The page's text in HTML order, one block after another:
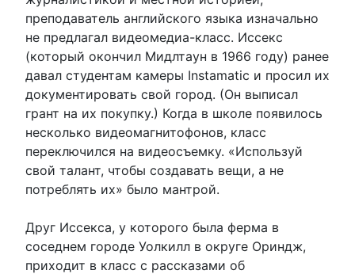
преподаватель английского языка изначально
не предлагал видеомедиа-класс. Иссекс
(который окончил Мидлтаун в 1966 году) ранее
давал студентам камеры Instamatic и просил их
документировать свой город. (Он выписал
грант на их покупку.) Когда в школе появилось
несколько видеомагнитофонов, класс
переключился на видеосъемку. «Используй
свой талант, чтобы создавать вещи, а не
потреблять их» было мантрой.
Друг Иссекса, у которого была ферма в
соседнем городе Уолкилл в округе Ориндж,
приходит в класс с рассказами об